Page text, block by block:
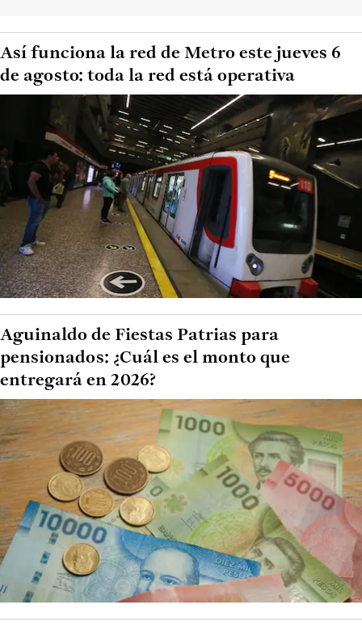
Así funciona la red de Metro este jueves 6
de agosto: toda la red está operativa
Aguinaldo de Fiestas Patrias para
pensionados: ¿Cuál es el monto que
entregará en 2026?